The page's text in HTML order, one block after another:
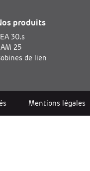
produits
30.s
25
de lien
Mentions légales